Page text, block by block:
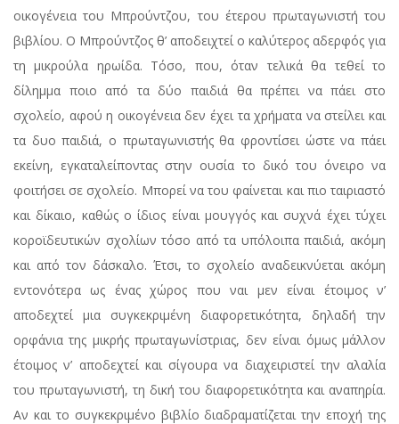
οικογένεια του Μπρούντζου, του έτερου πρωταγωνιστή του
βιβλίου. Ο Μπρούντζος θ’ αποδειχτεί ο καλύτερος αδερφός για
τη μικρούλα ηρωίδα. Τόσο, που, όταν τελικά θα τεθεί το
δίλημμα ποιο από τα δύο παιδιά θα πρέπει να πάει στο
σχολείο, αφού η οικογένεια δεν έχει τα χρήματα να στείλει και
τα δυο παιδιά, ο πρωταγωνιστής θα φροντίσει ώστε να πάει
εκείνη, εγκαταλείποντας στην ουσία το δικό του όνειρο να
φοιτήσει σε σχολείο. Μπορεί να του φαίνεται και πιο ταιριαστό
και δίκαιο, καθώς ο ίδιος είναι μουγγός και συχνά έχει τύχει
κοροϊδευτικών σχολίων τόσο από τα υπόλοιπα παιδιά, ακόμη
και από τον δάσκαλο. Έτσι, το σχολείο αναδεικνύεται ακόμη
εντονότερα ως ένας χώρος που ναι μεν είναι έτοιμος ν’
αποδεχτεί μια συγκεκριμένη διαφορετικότητα, δηλαδή την
ορφάνια της μικρής πρωταγωνίστριας, δεν είναι όμως μάλλον
έτοιμος ν’ αποδεχτεί και σίγουρα να διαχειριστεί την αλαλία
του πρωταγωνιστή, τη δική του διαφορετικότητα και αναπηρία.
Αν και το συγκεκριμένο βιβλίο διαδραματίζεται την εποχή της